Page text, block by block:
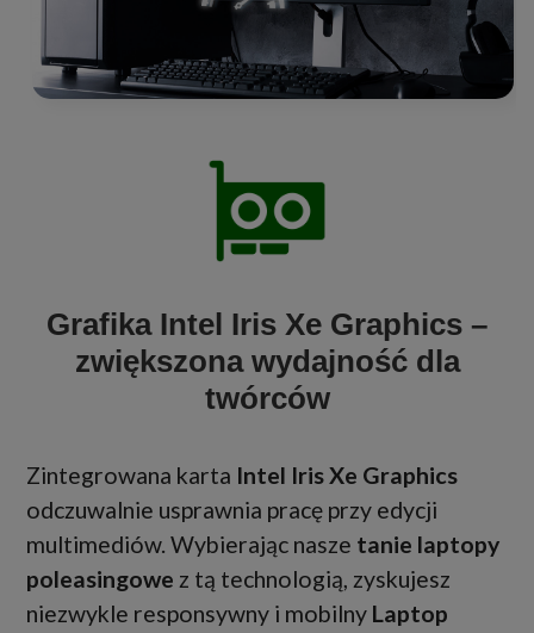
Grafika Intel Iris Xe Graphics –
zwiększona wydajność dla
twórców
Zintegrowana karta Intel Iris Xe Graphics
odczuwalnie usprawnia pracę przy edycji
multimediów. Wybierając nasze tanie laptopy
poleasingowe z tą technologią, zyskujesz
niezwykle responsywny i mobilny Laptop